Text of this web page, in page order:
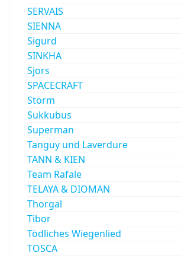
SERVAIS
SIENNA
Sigurd
SINKHA
Sjors
SPACECRAFT
Storm
Sukkubus
Superman
Tanguy und Laverdure
TANN & KIEN
Team Rafale
TELAYA & DIOMAN
Thorgal
Tibor
Tödliches Wiegenlied
TOSCA